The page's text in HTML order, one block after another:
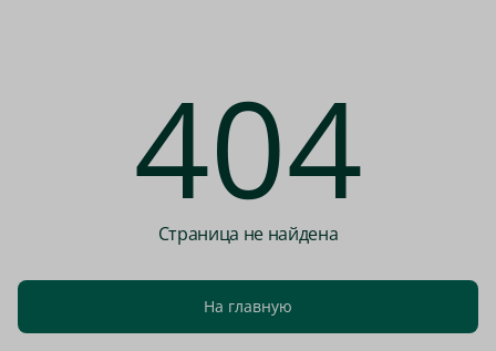
404
Страница не найдена
На главную